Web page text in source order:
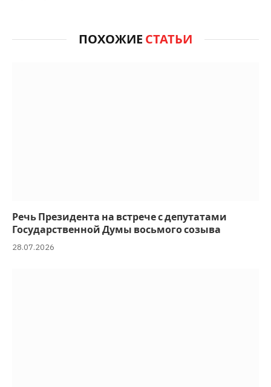
ПОХОЖИЕ СТАТЬИ
Речь Президента на встрече с депутатами
Государственной Думы восьмого созыва
28.07.2026